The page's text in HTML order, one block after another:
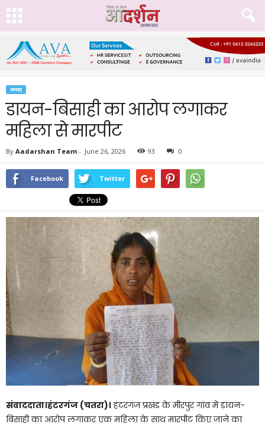
जनपद
डायन-बिसाही का आरोप लगाकर
महिला से मारपीट
By Aadarshan Team - June 26, 2026 93 0
Facebook Twitter
संवाददाता।हंटरगंज (चतरा)।हंटरगंज प्रखंड के मीरपुर गांव में डायन-
बिसाही का आरोप लगाकर एक महिला के साथ मारपीट किए जाने का